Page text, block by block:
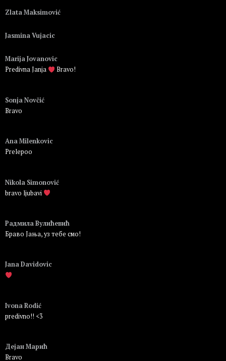
Zlata Maksimović
Jasmina Vujacic
Marija Jovanovic
Predivna Janja
Bravo!
Sonja Novčić
Bravo
Ana Milenkovic
Prelepoo
Nikola Simonović
bravo ljubavi
Радмила Вулићевић
Браво Јања, уз тебе смо!
Jana Davidovic
Ivona Rodić
predivno!! <3
Дејан Марић
Bravo